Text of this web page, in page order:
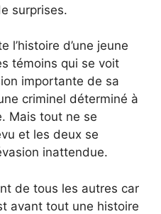
surprises.
l’histoire d’une jeune
témoins qui se voit
importante de sa
criminel déterminé à
Mais tout ne se
et les deux se
inattendue.
de tous les autres car
avant tout une histoire